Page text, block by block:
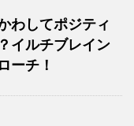
わしてポジティ
イルチブレイン
ーチ！